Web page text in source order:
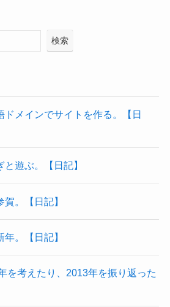
検索
ドメインでサイトを作る。【日
と遊ぶ。【日記】
賀。【日記】
年。【日記】
を考えたり、2013年を振り返った